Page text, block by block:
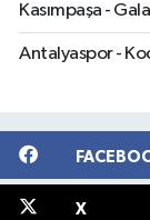
Kasımpaşa -
Antalyaspor -
X